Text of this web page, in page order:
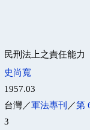
民刑法上之責任能力
史尚寬
1957.03
台灣／軍法專刊 ／第
3